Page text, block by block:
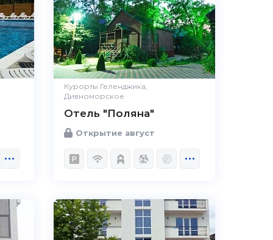
Курорты Геленджика,
Дивноморское
Отель "Поляна"
Открытие август